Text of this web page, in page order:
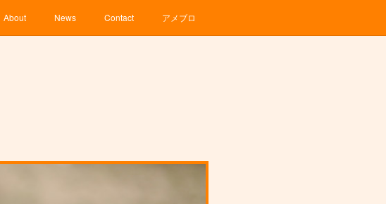
About News Contact アメブロ